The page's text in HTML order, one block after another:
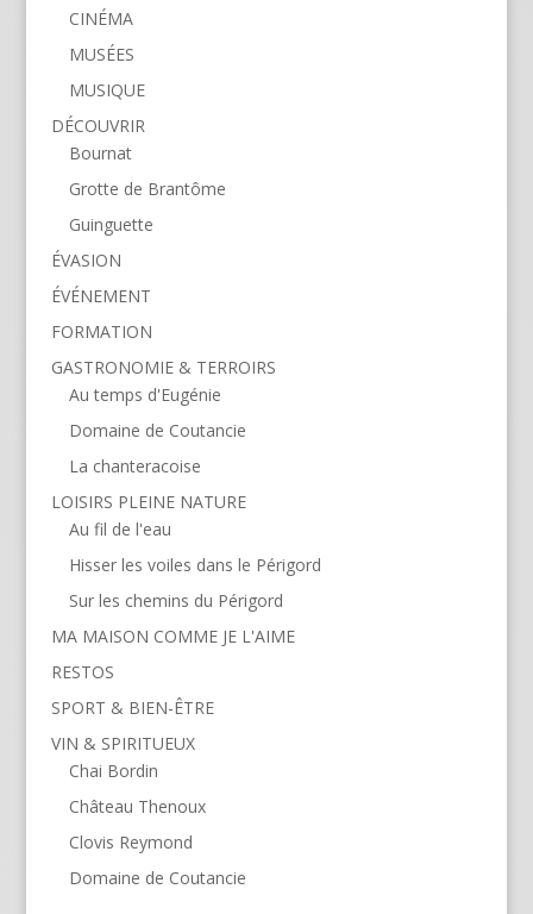
CINÉMA
MUSÉES
MUSIQUE
DÉCOUVRIR
Bournat
Grotte de Brantôme
Guinguette
ÉVASION
ÉVÉNEMENT
FORMATION
GASTRONOMIE & TERROIRS
Au temps d'Eugénie
Domaine de Coutancie
La chanteracoise
LOISIRS PLEINE NATURE
Au fil de l'eau
Hisser les voiles dans le Périgord
Sur les chemins du Périgord
MA MAISON COMME JE L'AIME
RESTOS
SPORT & BIEN-ÊTRE
VIN & SPIRITUEUX
Chai Bordin
Château Thenoux
Clovis Reymond
Domaine de Coutancie